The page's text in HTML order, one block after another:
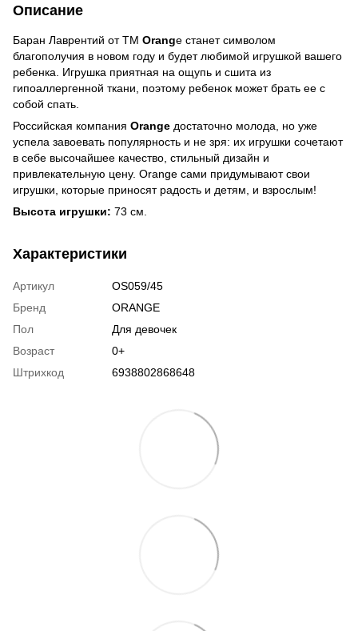
Описание
Баран Лаврентий от ТМ Orange станет символом
благополучия в новом году и будет любимой игрушкой вашего
ребенка. Игрушка приятная на ощупь и сшита из
гипоаллергенной ткани, поэтому ребенок может брать ее с
собой спать.
Российская компания Orange достаточно молода, но уже
успела завоевать популярность и не зря: их игрушки сочетают
в себе высочайшее качество, стильный дизайн и
привлекательную цену. Orange сами придумывают свои
игрушки, которые приносят радость и детям, и взрослым!
Высота игрушки: 73 см.
Характеристики
Артикул
OS059/45
Бренд
ORANGE
Пол
Для девочек
Возраст
0+
Штрихкод
6938802868648